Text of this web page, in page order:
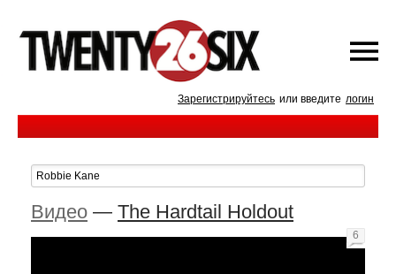
Зарегистрируйтесь или введите логин
Видео — The Hardtail Holdout
6